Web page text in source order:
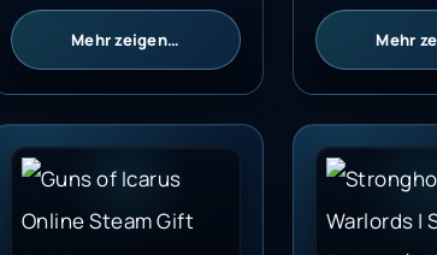
Mehr zeigen… Mehr
Guns of Icarus Online Steam Gift GLOBAL